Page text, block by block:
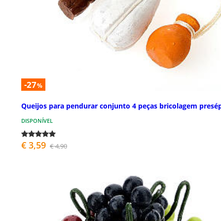
-27%
Queijos para pendurar conjunto 4 peças bricolagem
DISPONÍVEL
€ 3,59 € 4,90